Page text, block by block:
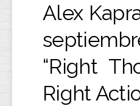
Alex
“Right
Right